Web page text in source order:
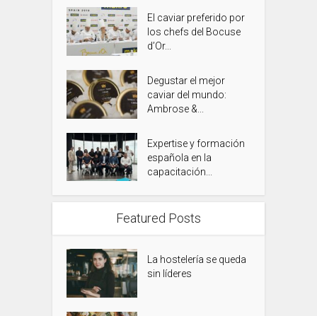
El caviar preferido por
los chefs del Bocuse
d’Or...
Degustar el mejor
caviar del mundo:
Ambrose &...
Expertise y formación
española en la
capacitación...
Featured Posts
La hostelería se queda
sin líderes